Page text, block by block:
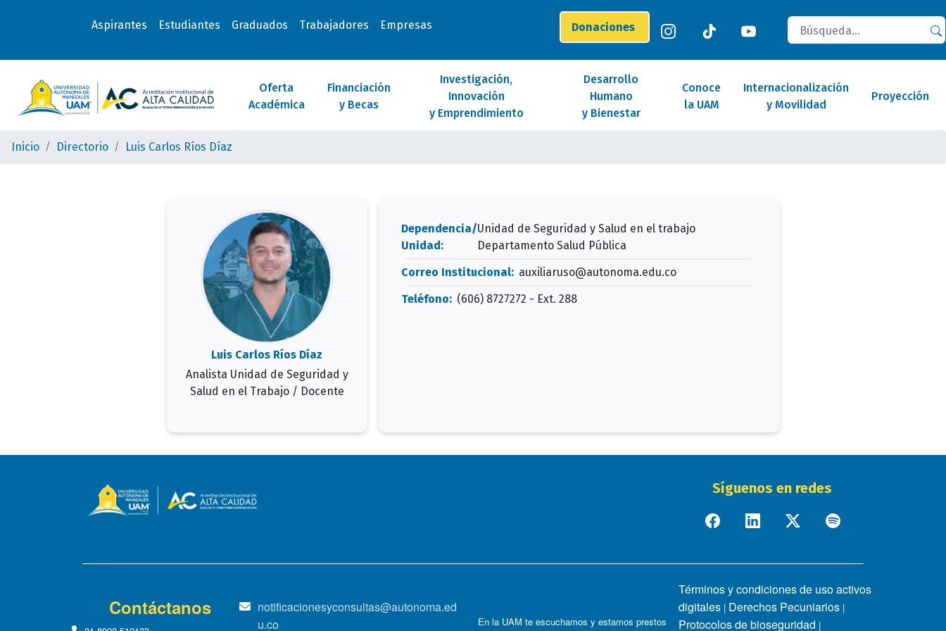
Aspirantes Estudiantes Graduados Trabajadores Empresas Donaciones
Buscar
Oferta
Académica
Financiación
y Becas
Investigación,
Innovación
y Emprendimiento
Desarrollo
Humano
y Bienestar
Conoce
la UAM
Internacionalización
y Movilidad
Proyección
Inicio Directorio Luis Carlos Ríos Díaz
Luis Carlos Ríos Díaz
Analista Unidad de Seguridad y
Salud en el Trabajo / Docente
Dependencia/
Unidad:
Unidad de Seguridad y Salud en el trabajo
Departamento Salud Pública
Correo Institucional: auxiliaruso@autonoma.edu.co
Teléfono: (606) 8727272 - Ext. 288
Síguenos en redes
Contáctanos
notificacionesyconsultas@autonoma.ed
u.co
En la UAM te escuchamos y estamos prestos
Términos y condiciones de uso activos
digitales | Derechos Pecuniarios |
Protocolos de bioseguridad |